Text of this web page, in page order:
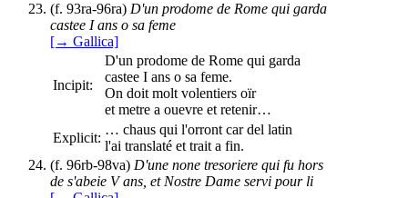
(f. 93ra-96ra) D'un prodome de Rome qui garda
castee I ans o sa feme
[→ Gallica]
Incipit:
D'un prodome de Rome qui garda
castee I ans o sa feme.
On doit molt volentiers oïr
et metre a ouevre et retenir…
Explicit:
… chaus qui l'orront car del latin
l'ai translaté et trait a fin.
(f. 96rb-98va) D'une none tresoriere qui fu hors
de s'abeie V ans, et Nostre Dame servi pour li